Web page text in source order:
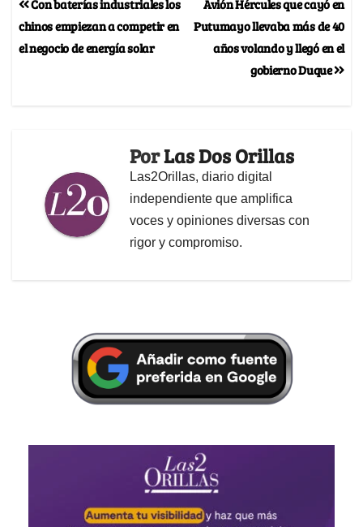
Avión Hércules que cayó en
Putumayo llevaba más de 40
años volando y llegó en el
gobierno Duque
Con baterías industriales los
chinos empiezan a competir en
el negocio de energía solar
PorLas Dos Orillas
Las2Orillas, diario digital
independiente que amplifica
voces y opiniones diversas con
rigor y compromiso.